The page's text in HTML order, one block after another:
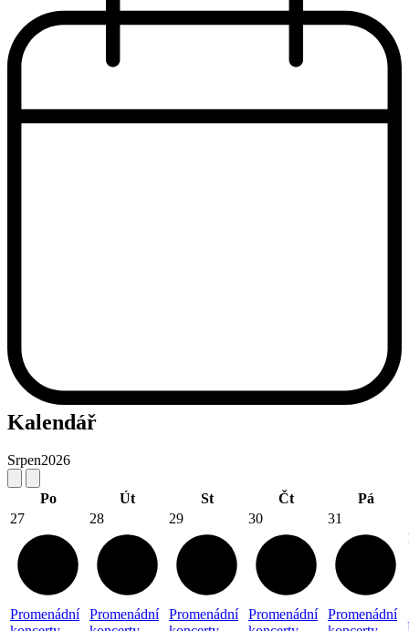
Kalendář
Srpen2026
Po Út St Čt
Pá
27
Promenádní
28
Promenádní
29
Promenádní
30
Promenádní
31
Promenádní